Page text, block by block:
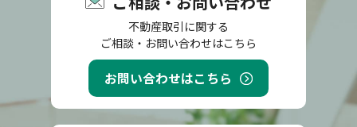
不動産取引に関する
ご相談・お問い合わせはこちら
お問い合わせはこちら